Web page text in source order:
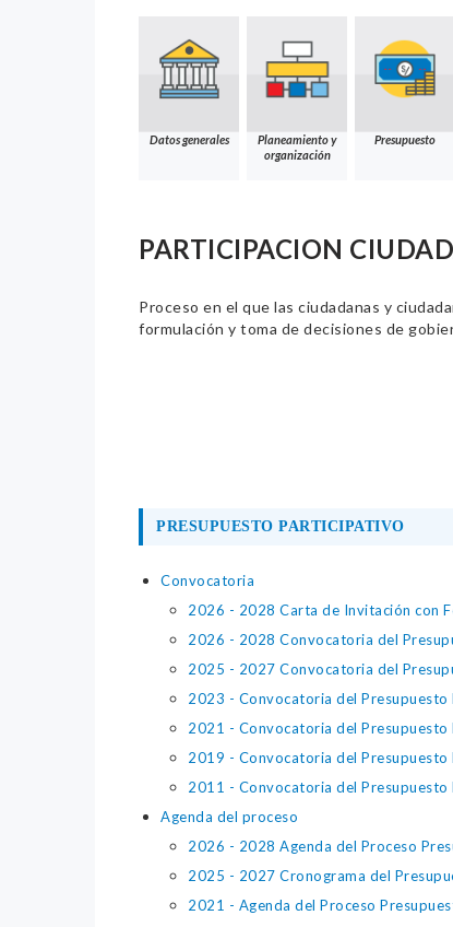
Datos generales
Planeamiento y
organización
Presupuesto
PARTICIPACION
Proceso en el que las ciudadanas y
formulación y toma de decisiones de
PRESUPUESTO PARTICIPATIVO
Convocatoria
2026 - 2028 Carta de Invitación con
2026 - 2028 Convocatoria del
2025 - 2027 Convocatoria del
2023 - Convocatoria del
2021 - Convocatoria del
2019 - Convocatoria del
2011 - Convocatoria del
Agenda del proceso
2026 - 2028 Agenda del Proceso
2025 - 2027 Cronograma del
2021 - Agenda del Proceso